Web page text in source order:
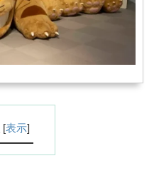
[表示]